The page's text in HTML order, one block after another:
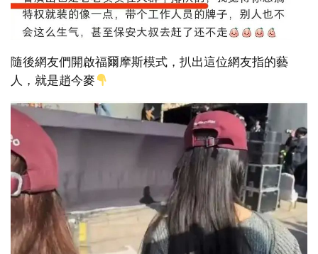
隨後網友們開啟福爾摩斯模式，扒出這位網友指的藝
人，就是趙今麥